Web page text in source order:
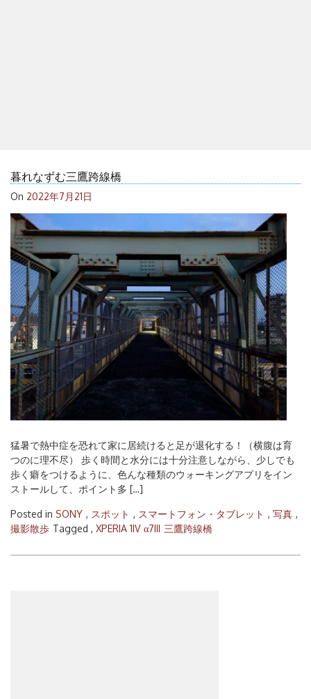
暮れなずむ三鷹跨線橋
On 2022年7月21日
猛暑で熱中症を恐れて家に居続けると足が退化する！（横腹は育
つのに理不尽） 歩く時間と水分には十分注意しながら、少しでも
歩く癖をつけるように、色んな種類のウォーキングアプリをイン
ストールして、ポイント多 […]
Posted in SONY , スポット , スマートフォン・タブレット , 写真 ,
撮影散歩 Tagged , XPERIA 1IV α7III 三鷹跨線橋